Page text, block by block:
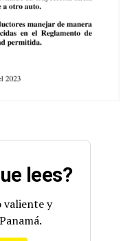
lees?
valiente y